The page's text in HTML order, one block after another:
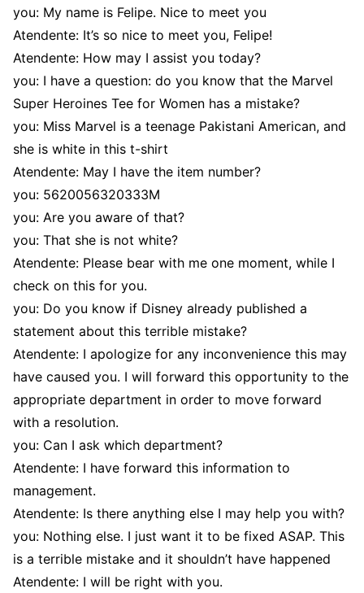
you: My name is Felipe. Nice to meet you
Atendente: It’s so nice to meet you, Felipe!
Atendente: How may I assist you today?
you: I have a question: do you know that the Marvel
Super Heroines Tee for Women has a mistake?
you: Miss Marvel is a teenage Pakistani American, and
she is white in this t-shirt
Atendente: May I have the item number?
you: 5620056320333M
you: Are you aware of that?
you: That she is not white?
Atendente: Please bear with me one moment, while I
check on this for you.
you: Do you know if Disney already published a
statement about this terrible mistake?
Atendente: I apologize for any inconvenience this may
have caused you. I will forward this opportunity to the
appropriate department in order to move forward
with a resolution.
you: Can I ask which department?
Atendente: I have forward this information to
management.
Atendente: Is there anything else I may help you with?
you: Nothing else. I just want it to be fixed ASAP. This
is a terrible mistake and it shouldn’t have happened
Atendente: I will be right with you.